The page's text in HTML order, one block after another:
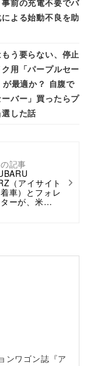
記事
（アイサイト
車）とフォレ
ーが、米…
よる始動不良を助
う要らない、停止
用「パープルセー
最適か？ 自腹で
ーバー」買ったらプ
した話
ンワゴン誌『ア